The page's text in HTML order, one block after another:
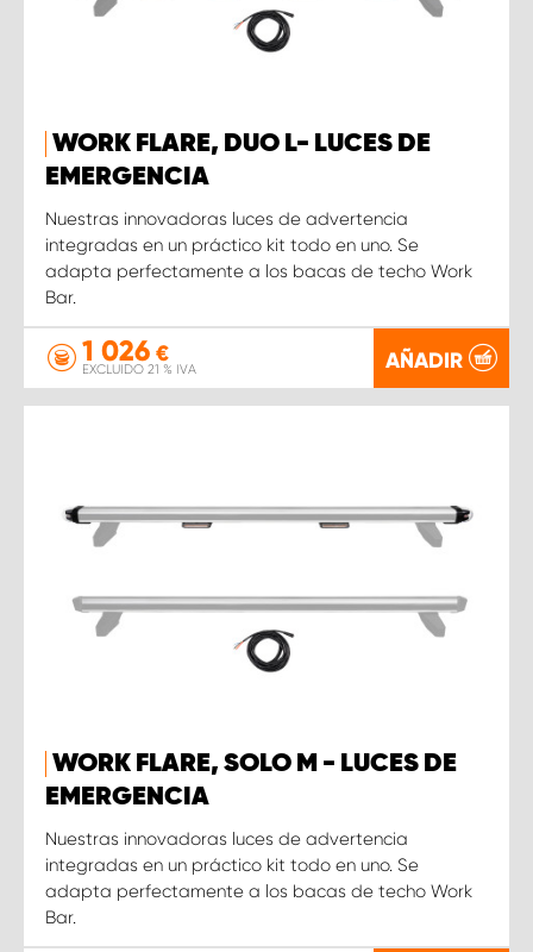
WORK FLARE, DUO L- LUCES DE
EMERGENCIA
Nuestras innovadoras luces de advertencia
integradas en un práctico kit todo en uno. Se
adapta perfectamente a los bacas de techo Work
Bar.
1 026 €
EXCLUIDO 21 % IVA AÑADIR
WORK FLARE, SOLO M - LUCES DE
EMERGENCIA
Nuestras innovadoras luces de advertencia
integradas en un práctico kit todo en uno. Se
adapta perfectamente a los bacas de techo Work
Bar.